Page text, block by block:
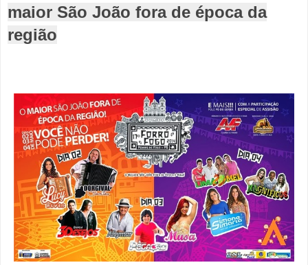
maior São João fora de época da
região